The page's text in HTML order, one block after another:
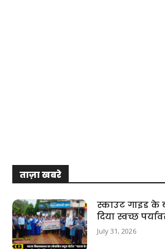
ताज़ा खबरे
स्काउट गाइड के
दिया स्वच्छ
July 31, 2026